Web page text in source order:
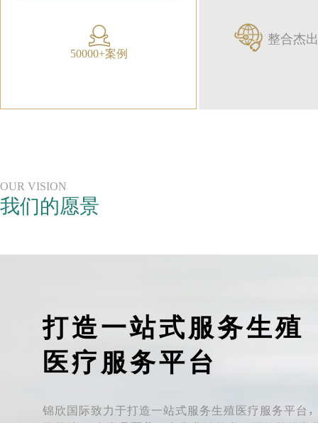
50000+案例
整合杰
OUR VISION
我们的愿景
打造一站式服务生殖
医疗服务平台
锦欣国际致力于打造一站式服务生殖医疗服务平台